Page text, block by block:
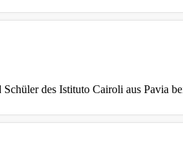
des Istituto Cairoli aus Pavia